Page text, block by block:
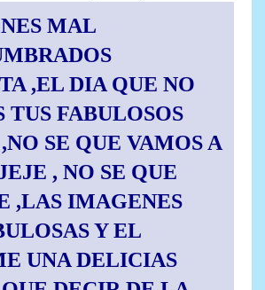
MAL
,EL DIA QUE NO
TUS FABULOSOS
SE QUE VAMOS A
, NO SE QUE
,LAS IMAGENES
Y EL
UNA DELICIAS